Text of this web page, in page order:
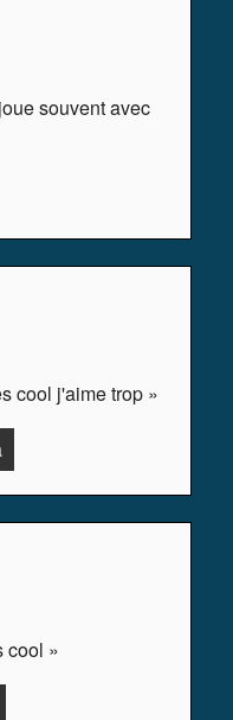
souvent avec
cool j'aime trop »
cool »